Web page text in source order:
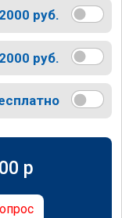
2000 руб.
2000 руб.
p